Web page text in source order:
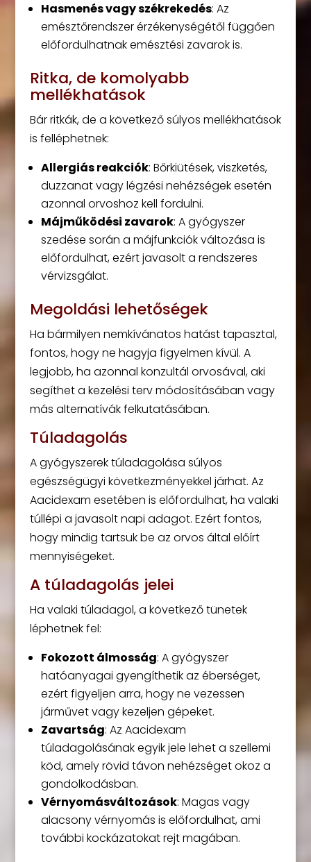
Hasmenés vagy székrekedés: Az
emésztőrendszer érzékenységétől függően
előfordulhatnak emésztési zavarok is.
Ritka, de komolyabb
mellékhatások
Bár ritkák, de a következő súlyos mellékhatások
is felléphetnek:
Allergiás reakciók: Bőrkiütések, viszketés,
duzzanat vagy légzési nehézségek esetén
azonnal orvoshoz kell fordulni.
Májműködési zavarok: A gyógyszer
szedése során a májfunkciók változása is
előfordulhat, ezért javasolt a rendszeres
vérvizsgálat.
Megoldási lehetőségek
Ha bármilyen nemkívánatos hatást tapasztal,
fontos, hogy ne hagyja figyelmen kívül. A
legjobb, ha azonnal konzultál orvosával, aki
segíthet a kezelési terv módosításában vagy
más alternatívák felkutatásában.
Túladagolás
A gyógyszerek túladagolása súlyos
egészségügyi következményekkel járhat. Az
Aacidexam esetében is előfordulhat, ha valaki
túllépi a javasolt napi adagot. Ezért fontos,
hogy mindig tartsuk be az orvos által előírt
mennyiségeket.
A túladagolás jelei
Ha valaki túladagol, a következő tünetek
léphetnek fel:
Fokozott álmosság: A gyógyszer
hatóanyagai gyengíthetik az éberséget,
ezért figyeljen arra, hogy ne vezessen
járművet vagy kezeljen gépeket.
Zavartság: Az Aacidexam
túladagolásának egyik jele lehet a szellemi
köd, amely rövid távon nehézséget okoz a
gondolkodásban.
Vérnyomásváltozások: Magas vagy
alacsony vérnyomás is előfordulhat, ami
további kockázatokat rejt magában.